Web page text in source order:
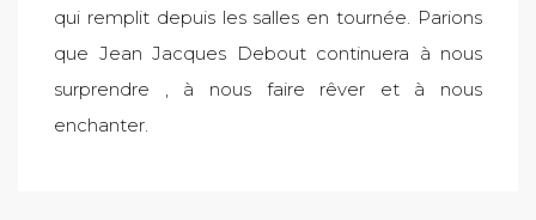
qui remplit depuis les salles en tournée. Parions
que Jean Jacques Debout continuera à nous
surprendre , à nous faire rêver et à nous
enchanter.